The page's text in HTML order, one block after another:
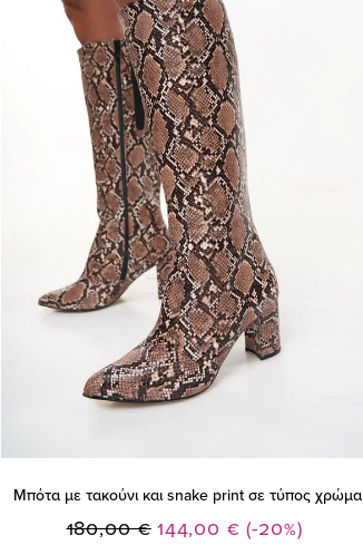
Mπότα με τακούνι και snake print σε τύπος χρώμα
(-20%)
Ειδική
144,00 €
180,00 €